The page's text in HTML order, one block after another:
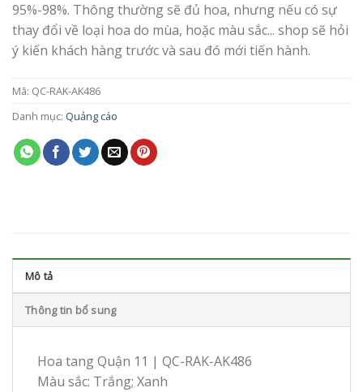
95%-98%. Thông thường sẽ đủ hoa, nhưng nếu có sự
thay đổi về loại hoa do mùa, hoặc màu sắc... shop sẽ hỏi
ý kiến khách hàng trước và sau đó mới tiến hành.
Mã: QC-RAK-AK486
Danh mục: Quảng cáo
Mô tả
Thông tin bổ sung
Hoa tang Quận 11 | QC-RAK-AK486
Màu sắc: Trắng; Xanh